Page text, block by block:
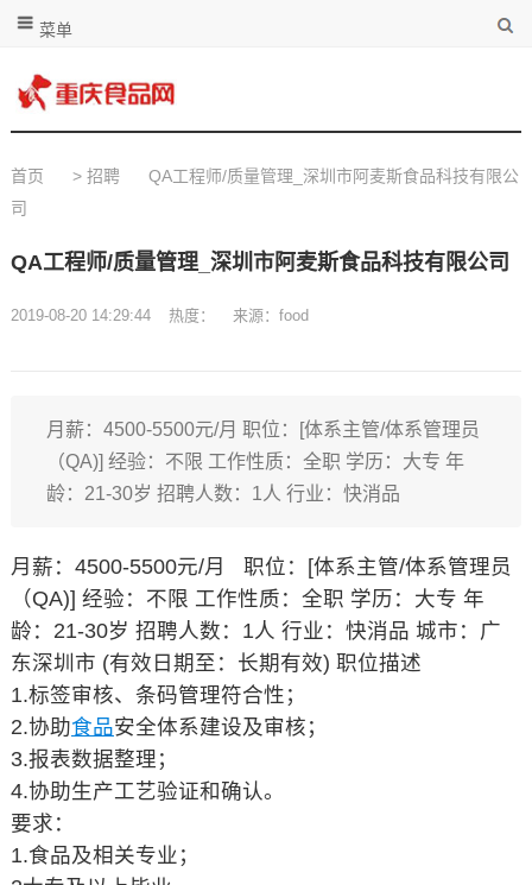
菜单
首页 > 招聘
QA工程师/质量管理_深圳市阿麦斯食品科技有限公
司
QA工程师/质量管理_深圳市阿麦斯食品科技有限公司
2019-08-20 14:29:44 热度： 来源：food
月薪：4500-5500元/月 职位：[体系主管/体系管理员
（QA)] 经验：不限 工作性质：全职 学历：大专 年
龄：21-30岁 招聘人数：1人 行业：快消品
月薪：4500-5500元/月 职位：[体系主管/体系管理员
（QA)] 经验：不限 工作性质：全职 学历：大专 年
龄：21-30岁 招聘人数：1人 行业：快消品 城市：广
东深圳市 (有效日期至：长期有效) 职位描述
1.标签审核、条码管理符合性；
2.协助食品安全体系建设及审核；
3.报表数据整理；
4.协助生产工艺验证和确认。
要求：
1.食品及相关专业；